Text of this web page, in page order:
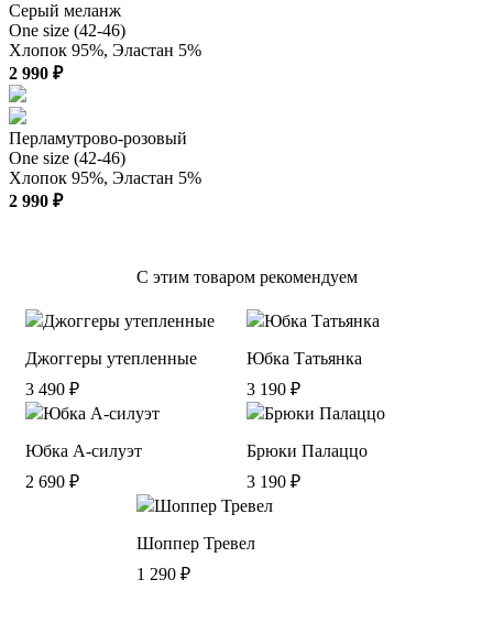
Серый меланж
One size (42-46)
Хлопок 95%, Эластан 5%
2 990 ₽
Перламутрово-розовый
One size (42-46)
Хлопок 95%, Эластан 5%
2 990 ₽
С этим товаром рекомендуем
Джоггеры утепленные
3 490 ₽
Юбка Татьянка
3 190 ₽
Юбка А-силуэт
2 690 ₽
Брюки Палаццо
3 190 ₽
Шоппер Тревел
1 290 ₽